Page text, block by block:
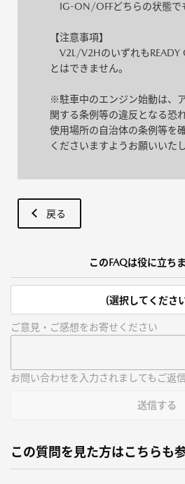
IG-ON/OFFどちらの状態で
【注意事項】
V2L/V2HのいずれもREADY
とはできません。
※駐車中のエンジン始動は、
関する条例等の違反となる恐
使用場所の自治体の条例等を
くださいますようお願い
戻る
このFAQは役に立ち
(選択してくださ
ご意見・ご感想をお寄せください
お問い合わせを入力されましてもご返
送信する
この質問を見た方はこちらも